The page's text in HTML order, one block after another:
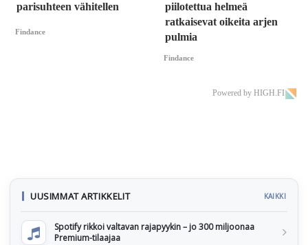
parisuhteen vähitellen
Findance
piilotettua helmeä
ratkaisevat oikeita arjen
pulmia
Findance
Powered by HIGH.FI
UUSIMMAT ARTIKKELIT KAIKKI
Spotify rikkoi valtavan rajapyykin – jo 300 miljoonaa
Premium-tilaajaa